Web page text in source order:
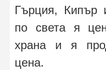
Гърция, Кипър
по света я
храна и я
цена.